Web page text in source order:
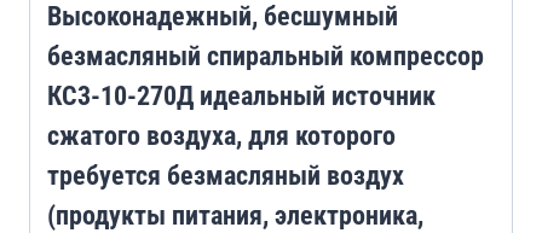
Высоконадежный, бесшумный
безмасляный спиральный компрессор
КС3-10-270Д идеальный источник
сжатого воздуха, для которого
требуется безмасляный воздух
(продукты питания, электроника,